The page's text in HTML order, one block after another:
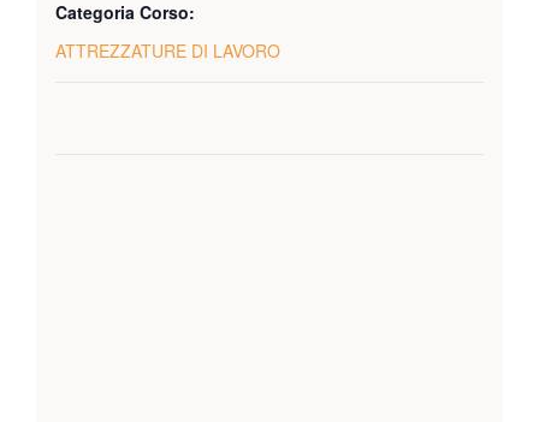
Categoria Corso:
ATTREZZATURE DI LAVORO